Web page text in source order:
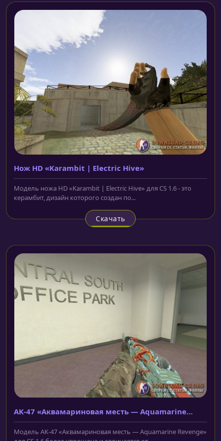
Нож HD «Karambit | Electric Hive»
Модель ножа HD «Karambit | Electric Hive» для CS 1.6 - это
керамбит, дизайн которого создан по...
Скачать
AK-47 «Аквамариновая месть — Aquamarine
Revenge»
Модель AK-47 «Аквамариновая месть — Aquamarine Revenge»